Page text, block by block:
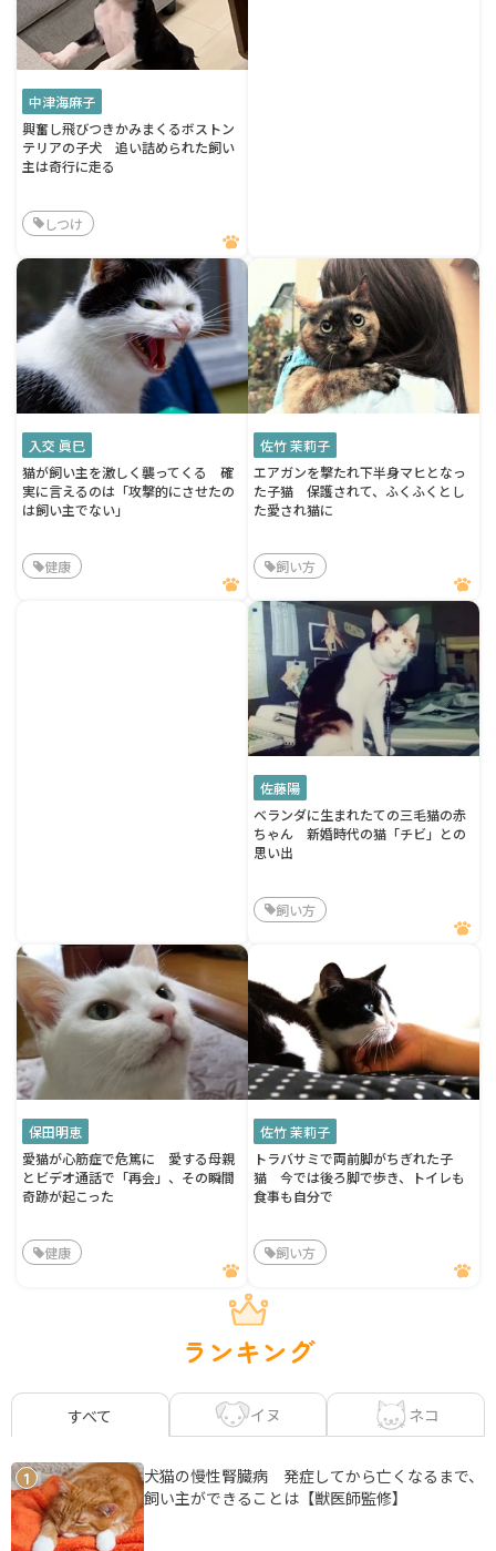
中津海麻子
興奮し飛びつきかみまくるボストン
テリアの子犬 追い詰められた飼い
主は奇行に走る
しつけ
入交 眞巳
猫が飼い主を激しく襲ってくる 確
実に言えるのは「攻撃的にさせたの
は飼い主でない」
健康
佐竹 茉莉子
エアガンを撃たれ下半身マヒとなっ
た子猫 保護されて、ふくふくとし
た愛され猫に
飼い方
佐藤陽
ベランダに生まれたての三毛猫の赤
ちゃん 新婚時代の猫「チビ」との
思い出
飼い方
保田明恵
愛猫が心筋症で危篤に 愛する母親
とビデオ通話で「再会」、その瞬間
奇跡が起こった
健康
佐竹 茉莉子
トラバサミで両前脚がちぎれた子
猫 今では後ろ脚で歩き、トイレも
食事も自分で
飼い方
ランキング
すべて イヌ ネコ
1
犬猫の慢性腎臓病 発症してから亡くなるまで、
飼い主ができることは【獣医師監修】